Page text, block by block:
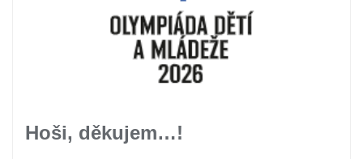
Hoši, děkujem…!